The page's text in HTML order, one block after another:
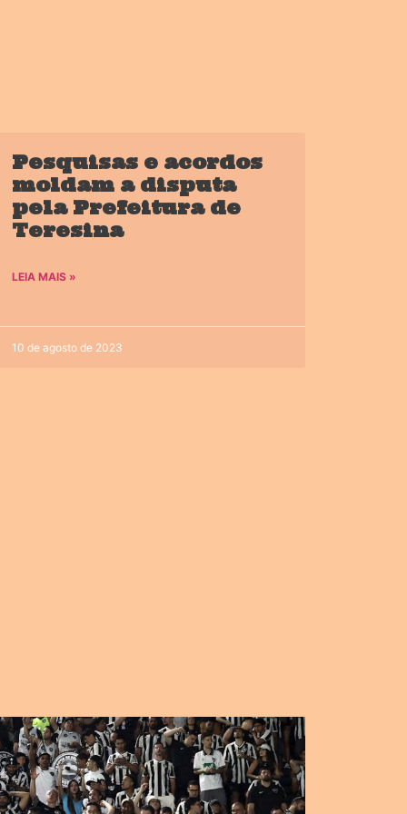
Pesquisas e acordos
moldam a disputa
pela Prefeitura de
Teresina
LEIA MAIS »
10 de agosto de 2023